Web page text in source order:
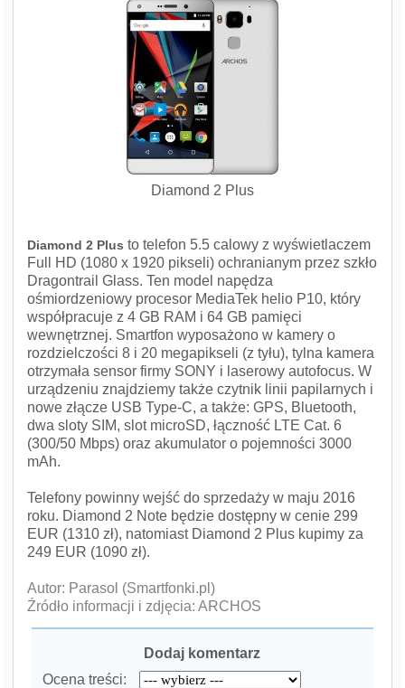
Diamond 2 Plus
Diamond 2 Plus to telefon 5.5 calowy z wyświetlaczem
Full HD (1080 x 1920 pikseli) ochranianym przez szkło
Dragontrail Glass. Ten model napędza
ośmiordzeniowy procesor MediaTek helio P10, który
współpracuje z 4 GB RAM i 64 GB pamięci
wewnętrznej. Smartfon wyposażono w kamery o
rozdzielczości 8 i 20 megapikseli (z tyłu), tylna kamera
otrzymała sensor firmy SONY i laserowy autofocus. W
urządzeniu znajdziemy także czytnik linii papilarnych i
nowe złącze USB Type-C, a także: GPS, Bluetooth,
dwa sloty SIM, slot microSD, łączność LTE Cat. 6
(300/50 Mbps) oraz akumulator o pojemności 3000
mAh.
Telefony powinny wejść do sprzedaży w maju 2016
roku. Diamond 2 Note będzie dostępny w cenie 299
EUR (1310 zł), natomiast Diamond 2 Plus kupimy za
249 EUR (1090 zł).
Autor: Parasol (Smartfonki.pl)
Źródło informacji i zdjęcia: ARCHOS
Dodaj komentarz
Ocena treści: